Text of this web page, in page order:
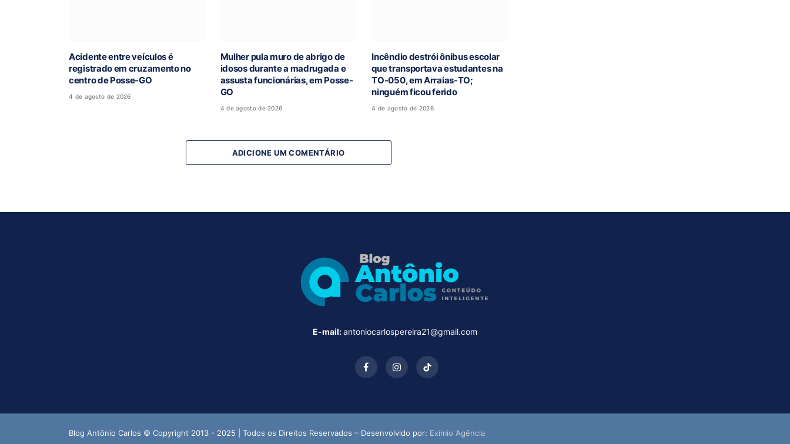
Acidente entre veículos é
registrado em cruzamento no
centro de Posse-GO
4 de agosto de 2026
Mulher pula muro de abrigo de
idosos durante a madrugada e
assusta funcionárias, em Posse-
GO
4 de agosto de 2026
Incêndio destrói ônibus escolar
que transportava estudantes na
TO-050, em Arraias-TO;
ninguém ficou ferido
4 de agosto de 2026
ADICIONE UM COMENTÁRIO
E-mail:antoniocarlospereira21@gmail.com
FacebookInstagramTikTok
Blog Antônio Carlos © Copyright 2013 - 2025 | Todos os Direitos Reservados – Desenvolvido por: Exímio Agência